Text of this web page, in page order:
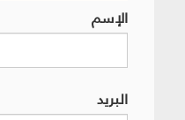
الإسم
البريد